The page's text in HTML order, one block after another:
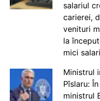
salariul
carierei,
venituri
la
mici
Ministrul
Pîslaru:
ministrul